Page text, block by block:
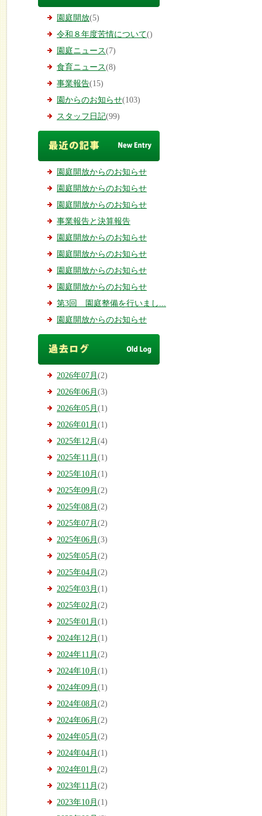
園庭開放(5)
令和８年度苦情について()
園庭ニュース(7)
食育ニュース(8)
事業報告(15)
園からのお知らせ(103)
スタッフ日記(99)
園庭開放からのお知らせ
園庭開放からのお知らせ
園庭開放からのお知らせ
事業報告と決算報告
園庭開放からのお知らせ
園庭開放からのお知らせ
園庭開放からのお知らせ
園庭開放からのお知らせ
第3回 園庭整備を行いまし...
園庭開放からのお知らせ
2026年07月 (2)
2026年06月 (3)
2026年05月 (1)
2026年01月 (1)
2025年12月 (4)
2025年11月 (1)
2025年10月 (1)
2025年09月 (2)
2025年08月 (2)
2025年07月 (2)
2025年06月 (3)
2025年05月 (2)
2025年04月 (2)
2025年03月 (1)
2025年02月 (2)
2025年01月 (1)
2024年12月 (1)
2024年11月 (2)
2024年10月 (1)
2024年09月 (1)
2024年08月 (2)
2024年06月 (2)
2024年05月 (2)
2024年04月 (1)
2024年01月 (2)
2023年11月 (2)
2023年10月 (1)